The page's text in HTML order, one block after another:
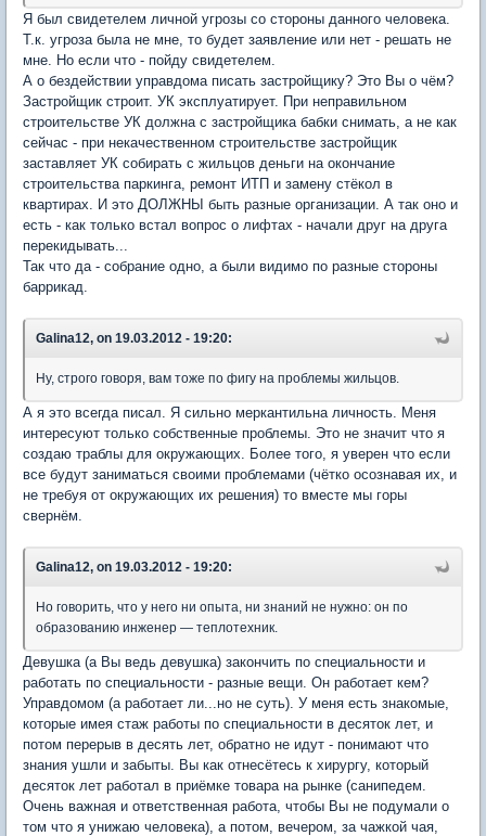
Я был свидетелем личной угрозы со стороны данного человека.
Т.к. угроза была не мне, то будет заявление или нет - решать не
мне. Но если что - пойду свидетелем.
А о бездействии управдома писать застройщику? Это Вы о чём?
Застройщик строит. УК эксплуатирует. При неправильном
строительстве УК должна с застройщика бабки снимать, а не как
сейчас - при некачественном строительстве застройщик
заставляет УК собирать с жильцов деньги на окончание
строительства паркинга, ремонт ИТП и замену стёкол в
квартирах. И это ДОЛЖНЫ быть разные организации. А так оно и
есть - как только встал вопрос о лифтах - начали друг на друга
перекидывать...
Так что да - собрание одно, а были видимо по разные стороны
баррикад.
Galina12, on 19.03.2012 - 19:20:
Ну, строго говоря, вам тоже по фигу на проблемы жильцов.
А я это всегда писал. Я сильно меркантильна личность. Меня
интересуют только собственные проблемы. Это не значит что я
создаю траблы для окружающих. Более того, я уверен что если
все будут заниматься своими проблемами (чётко осознавая их, и
не требуя от окружающих их решения) то вместе мы горы
свернём.
Galina12, on 19.03.2012 - 19:20:
Но говорить, что у него ни опыта, ни знаний не нужно: он по
образованию инженер — теплотехник.
Девушка (а Вы ведь девушка) закончить по специальности и
работать по специальности - разные вещи. Он работает кем?
Управдомом (а работает ли...но не суть). У меня есть знакомые,
которые имея стаж работы по специальности в десяток лет, и
потом перерыв в десять лет, обратно не идут - понимают что
знания ушли и забыты. Вы как отнесётесь к хирургу, который
десяток лет работал в приёмке товара на рынке (санипедем.
Очень важная и ответственная работа, чтобы Вы не подумали о
том что я унижаю человека), а потом, вечером, за чажкой чая,